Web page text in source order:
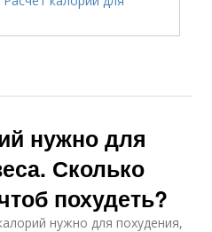
нужно для
Сколько
похудеть?
нужно для похудения,